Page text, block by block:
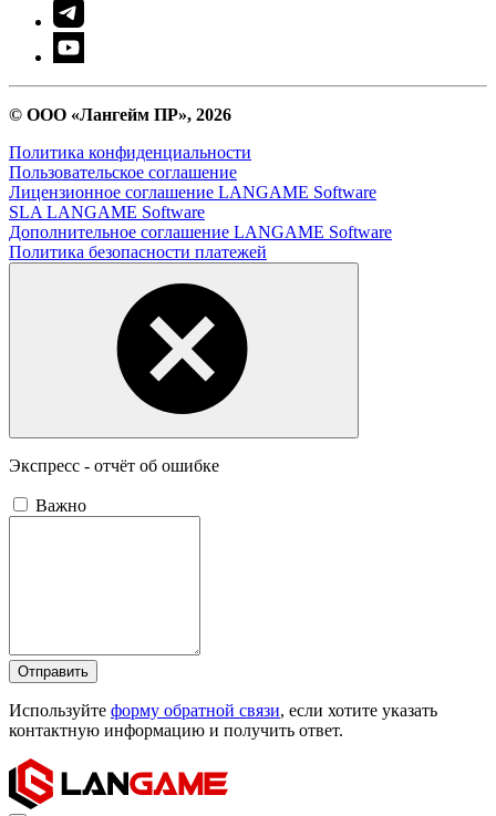
© ООО «Лангейм ПР», 2026
Политика конфиденциальности
Пользовательское соглашение
Лицензионное соглашение LANGAME Software
SLA LANGAME Software
Дополнительное соглашение LANGAME Software
Политика безопасности платежей
Экспресс - отчёт об ошибке
Важно
Отправить
Используйте форму обратной связи, если хотите указать
контактную информацию и получить ответ.